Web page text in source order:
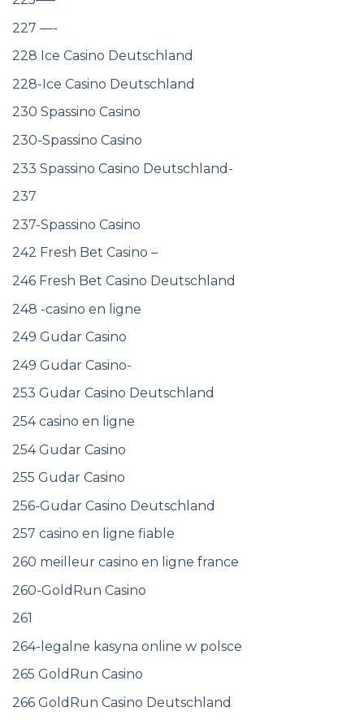
227 —-
228 Ice Casino Deutschland
228-Ice Casino Deutschland
230 Spassino Casino
230-Spassino Casino
233 Spassino Casino Deutschland-
237
237-Spassino Casino
242 Fresh Bet Casino –
246 Fresh Bet Casino Deutschland
248 -casino en ligne
249 Gudar Casino
249 Gudar Casino-
253 Gudar Casino Deutschland
254 casino en ligne
254 Gudar Casino
255 Gudar Casino
256-Gudar Casino Deutschland
257 casino en ligne fiable
260 meilleur casino en ligne france
260-GoldRun Casino
261
264-legalne kasyna online w polsce
265 GoldRun Casino
266 GoldRun Casino Deutschland